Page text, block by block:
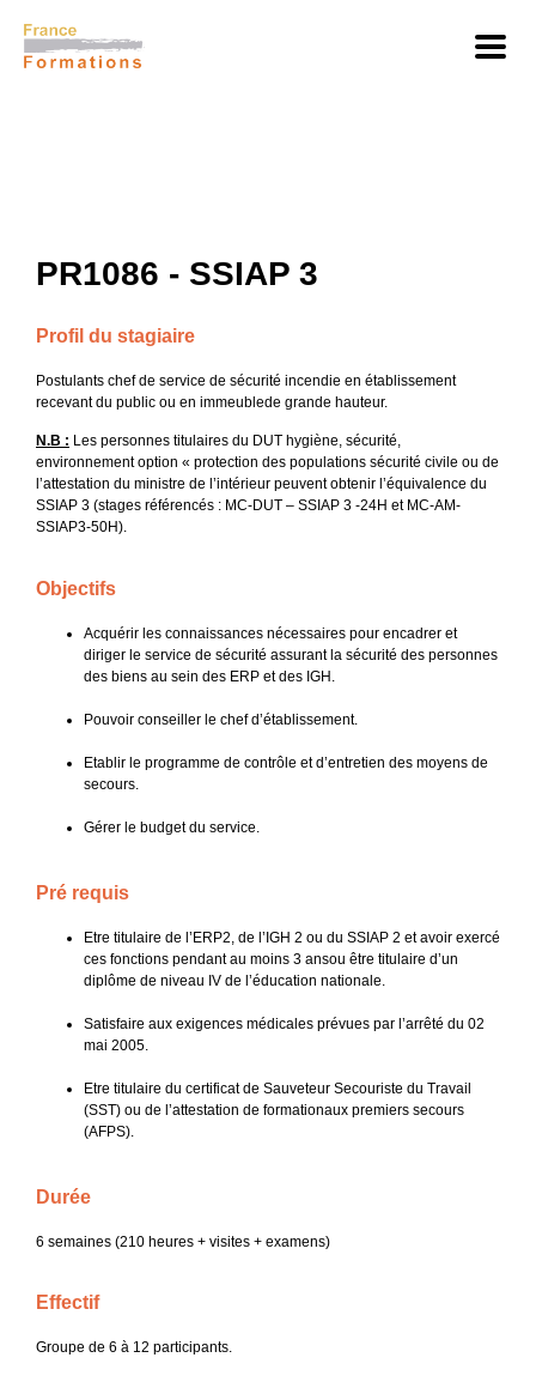
PR1086 - SSIAP 3
Profil du stagiaire
Postulants chef de service de sécurité incendie en établissement
recevant du public ou en immeublede grande hauteur.
N.B : Les personnes titulaires du DUT hygiène, sécurité,
environnement option « protection des populations sécurité civile ou de
l’attestation du ministre de l’intérieur peuvent obtenir l’équivalence du
SSIAP 3 (stages référencés : MC-DUT – SSIAP 3 -24H et MC-AM-
SSIAP3-50H).
Objectifs
Acquérir les connaissances nécessaires pour encadrer et
diriger le service de sécurité assurant la sécurité des personnes
des biens au sein des ERP et des IGH.
Pouvoir conseiller le chef d’établissement.
Etablir le programme de contrôle et d’entretien des moyens de
secours.
Gérer le budget du service.
Pré requis
Etre titulaire de l’ERP2, de l’IGH 2 ou du SSIAP 2 et avoir exercé
ces fonctions pendant au moins 3 ansou être titulaire d’un
diplôme de niveau IV de l’éducation nationale.
Satisfaire aux exigences médicales prévues par l’arrêté du 02
mai 2005.
Etre titulaire du certificat de Sauveteur Secouriste du Travail
(SST) ou de l’attestation de formationaux premiers secours
(AFPS).
Durée
6 semaines (210 heures + visites + examens)
Effectif
Groupe de 6 à 12 participants.